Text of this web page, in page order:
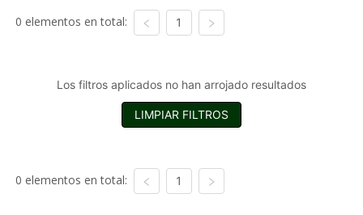
0 elementos en total: 1
Los filtros aplicados no han arrojado resultados
LIMPIAR FILTROS
0 elementos en total: 1